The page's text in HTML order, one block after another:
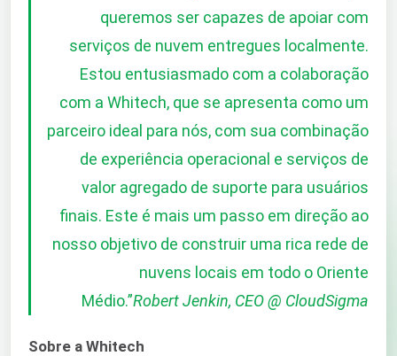
queremos ser capazes de apoiar com
serviços de nuvem entregues localmente.
Estou entusiasmado com a colaboração
com a Whitech, que se apresenta como um
parceiro ideal para nós, com sua combinação
de experiência operacional e serviços de
valor agregado de suporte para usuários
finais. Este é mais um passo em direção ao
nosso objetivo de construir uma rica rede de
nuvens locais em todo o Oriente
Médio.”Robert Jenkin, CEO @ CloudSigma
Sobre a Whitech